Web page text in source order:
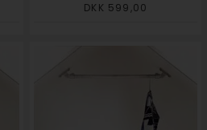
DKK 599,00